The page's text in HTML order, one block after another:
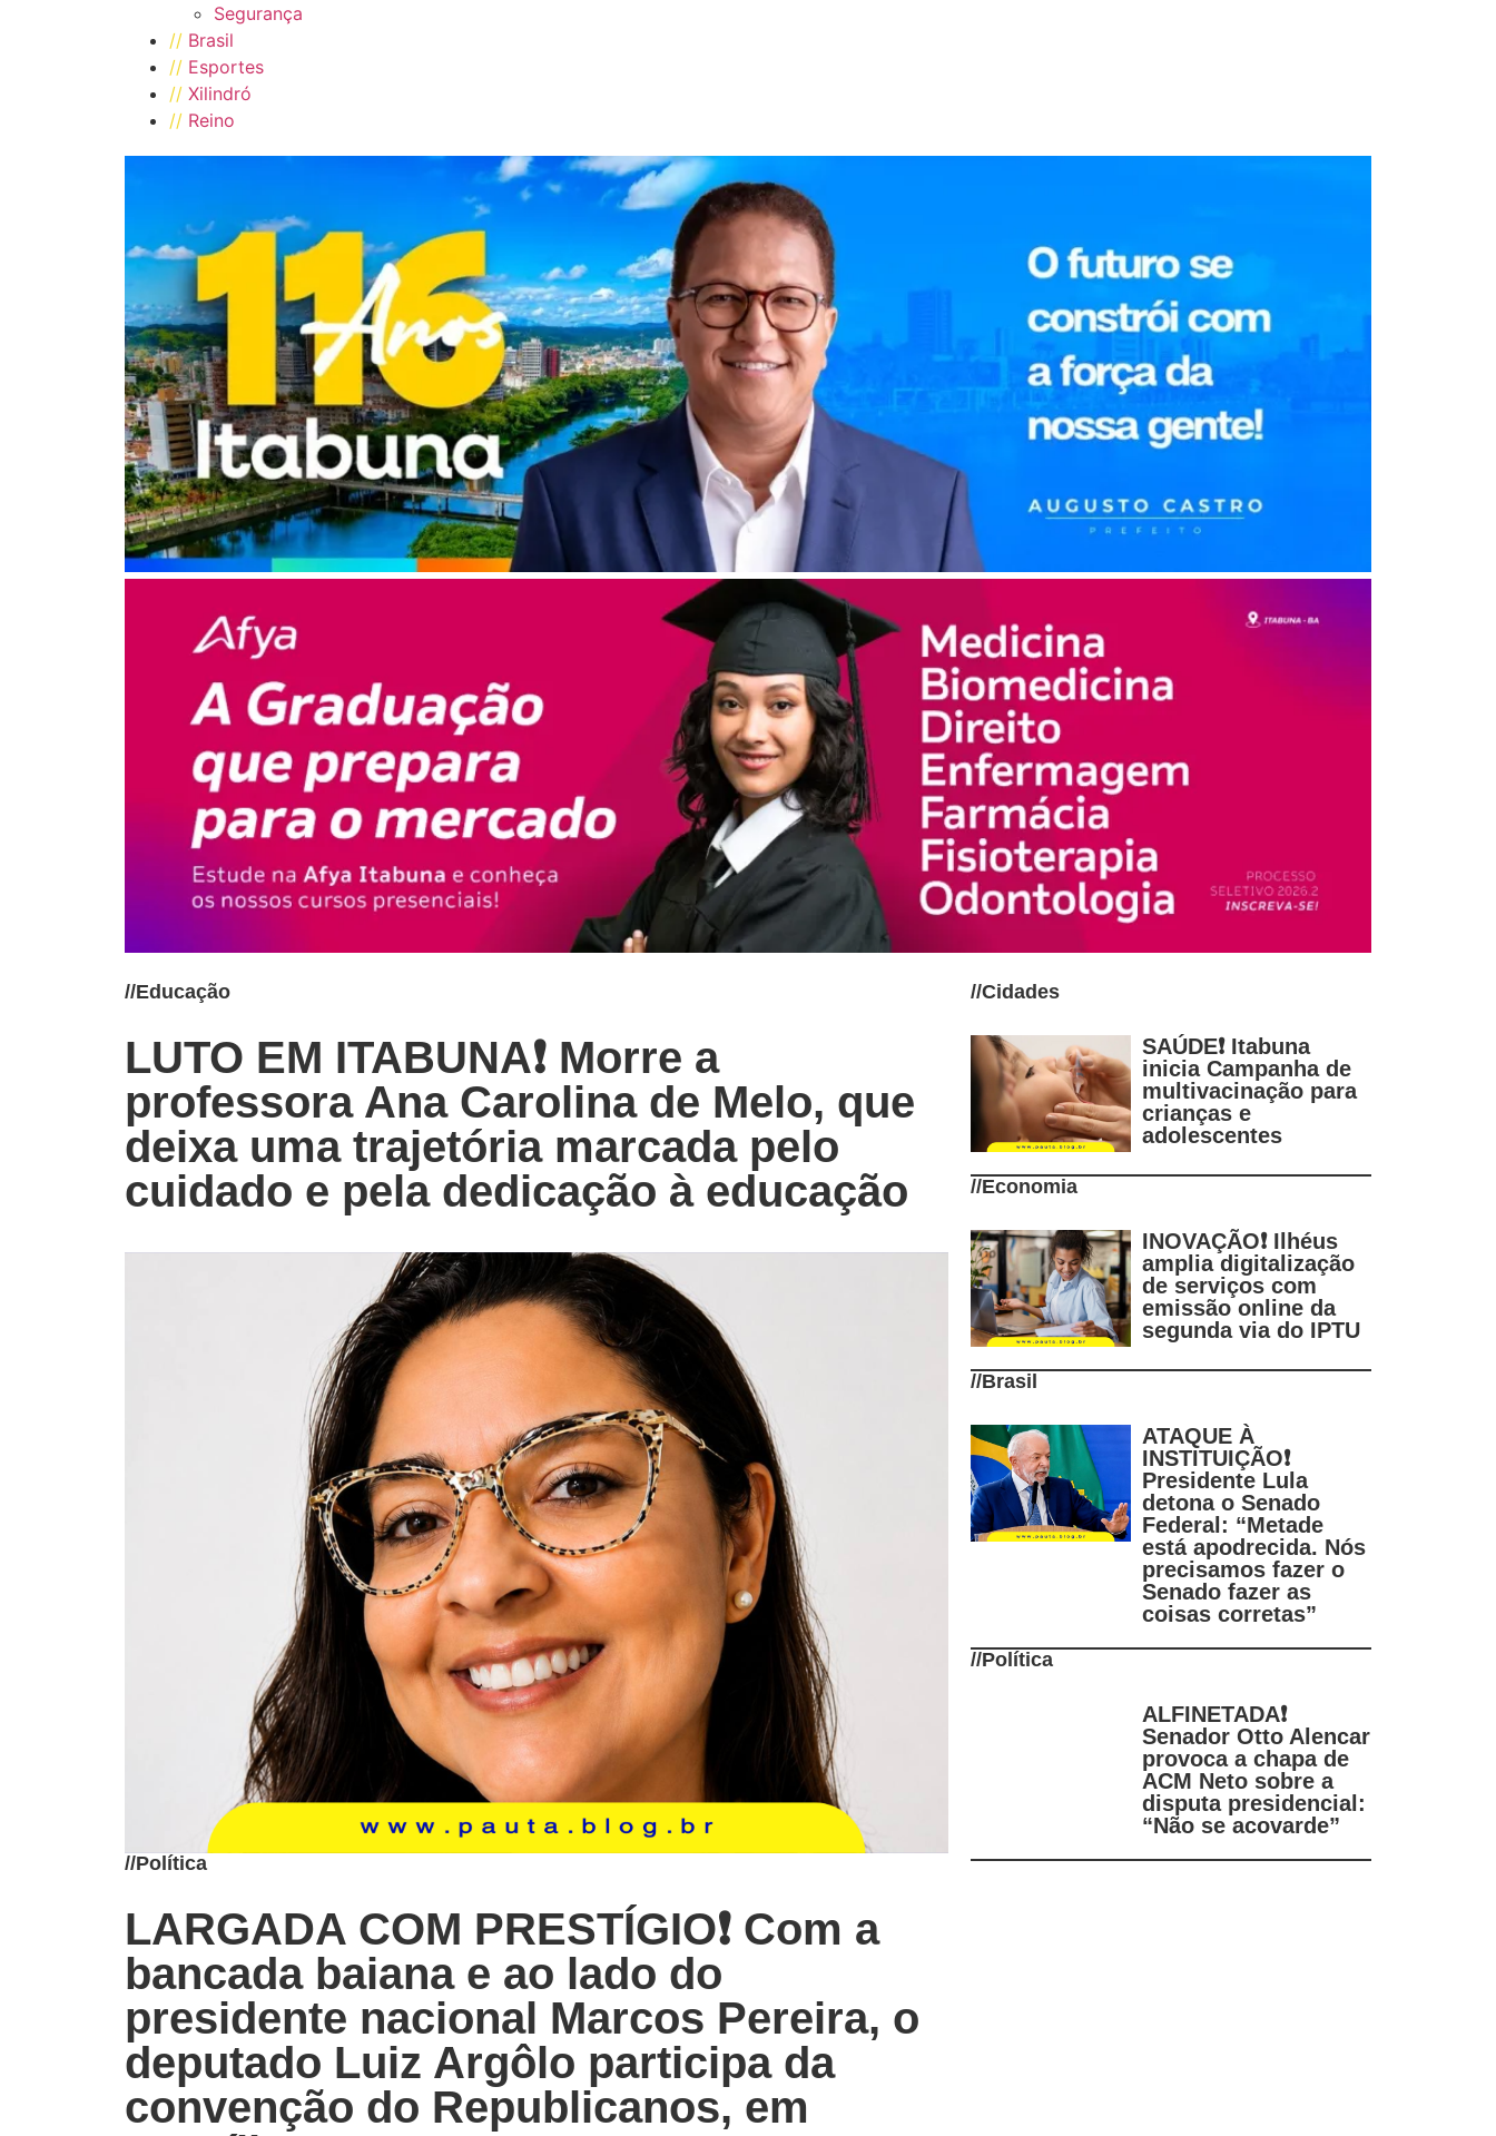
Segurança
// Brasil
// Esportes
// Xilindró
// Reino
//Educação
LUTO EM ITABUNA❗ Morre a
professora Ana Carolina de Melo, que
deixa uma trajetória marcada pelo
cuidado e pela dedicação à educação
//Política
LARGADA COM PRESTÍGIO❗ Com a
bancada baiana e ao lado do
presidente nacional Marcos Pereira, o
deputado Luiz Argôlo participa da
convenção do Republicanos, em
//Cidades
SAÚDE❗ Itabuna
inicia Campanha de
multivacinação para
crianças e
adolescentes
//Economia
INOVAÇÃO❗ Ilhéus
amplia digitalização
de serviços com
emissão online da
segunda via do IPTU
//Brasil
ATAQUE À
INSTITUIÇÃO❗
Presidente Lula
detona o Senado
Federal: “Metade
está apodrecida. Nós
precisamos fazer o
Senado fazer as
coisas corretas”
//Política
ALFINETADA❗
Senador Otto Alencar
provoca a chapa de
ACM Neto sobre a
disputa presidencial:
“Não se acovarde”